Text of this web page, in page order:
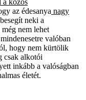
a közös
az édesanya nagy
neki a
nem lehet
valóban
hogy nem kürtölik
csak alkotói
inkább a valóságban
életét.